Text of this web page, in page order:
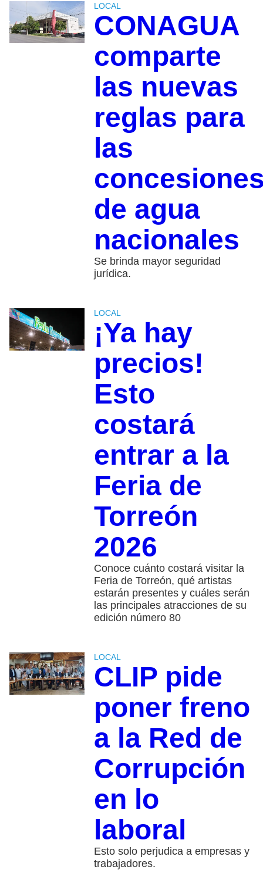
LOCAL
CONAGUA
comparte
las nuevas
reglas para
las
de agua
nacionales
Se brinda mayor seguridad
jurídica.
LOCAL
¡Ya hay
precios!
Esto
costará
entrar a la
Feria de
Torreón
2026
Conoce cuánto costará visitar la
Feria de Torreón, qué artistas
estarán presentes y cuáles serán
las principales atracciones de su
edición número 80
LOCAL
CLIP pide
poner freno
a la Red de
Corrupción
en lo
laboral
Esto solo perjudica a empresas y
trabajadores.